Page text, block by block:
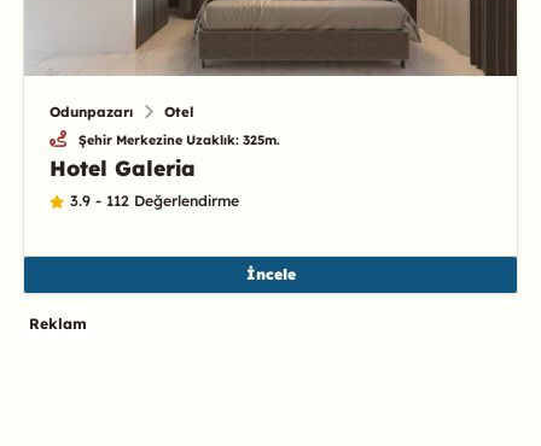
Odunpazarı Otel
Şehir Merkezine Uzaklık: 325m.
Hotel Galeria
3.9 - 112 Değerlendirme
İncele
Reklam